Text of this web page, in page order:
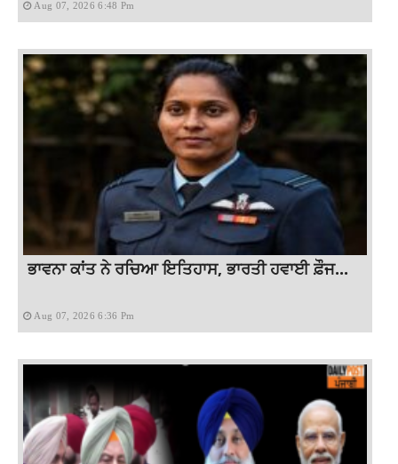
Aug 07, 2026 6:48 Pm
ਭਾਵਨਾ ਕਾਂਤ ਨੇ ਰਚਿਆ ਇਤਿਹਾਸ, ਭਾਰਤੀ ਹਵਾਈ ਫ਼ੌਜ...
Aug 07, 2026 6:36 Pm